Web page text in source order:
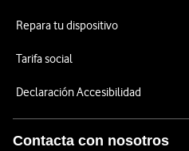
Repara tu dispositivo
Tarifa social
Declaración Accesibilidad
Contacta con nosotros